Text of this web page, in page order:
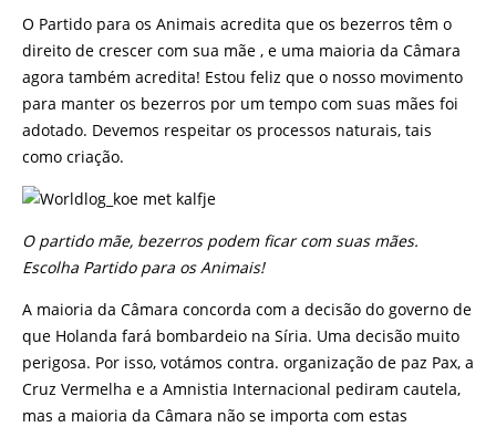
O Partido para os Animais acredita que os bezerros têm o
direito de crescer com sua mãe , e uma maioria da Câmara
agora também acredita! Estou feliz que o nosso movimento
para manter os bezerros por um tempo com suas mães foi
adotado. Devemos respeitar os processos naturais, tais
como criação.
O partido mãe, bezerros podem ficar com suas mães.
Escolha Partido para os Animais!
A maioria da Câmara concorda com a decisão do governo de
que Holanda fará bombardeio na Síria. Uma decisão muito
perigosa. Por isso, votámos contra. organização de paz Pax, a
Cruz Vermelha e a Amnistia Internacional pediram cautela,
mas a maioria da Câmara não se importa com estas